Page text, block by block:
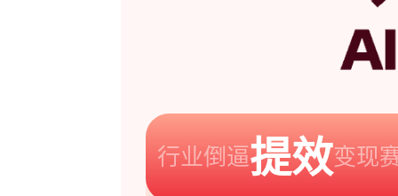
行业倒逼提效变现